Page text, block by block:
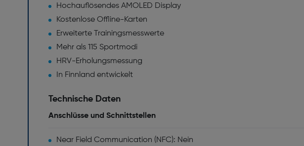
Hochauflösendes AMOLED Display
Kostenlose Offline-Karten
Erweiterte Trainingsmesswerte
Mehr als 115 Sportmodi
HRV-Erholungsmessung
In Finnland entwickelt
Technische Daten
Anschlüsse und Schnittstellen
Near Field Communication (NFC): Nein